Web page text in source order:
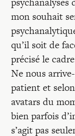
mon souhait
qu’il soit de
précisé le
Ne nous
patient et
avatars du
bien parfois
s’agit pas